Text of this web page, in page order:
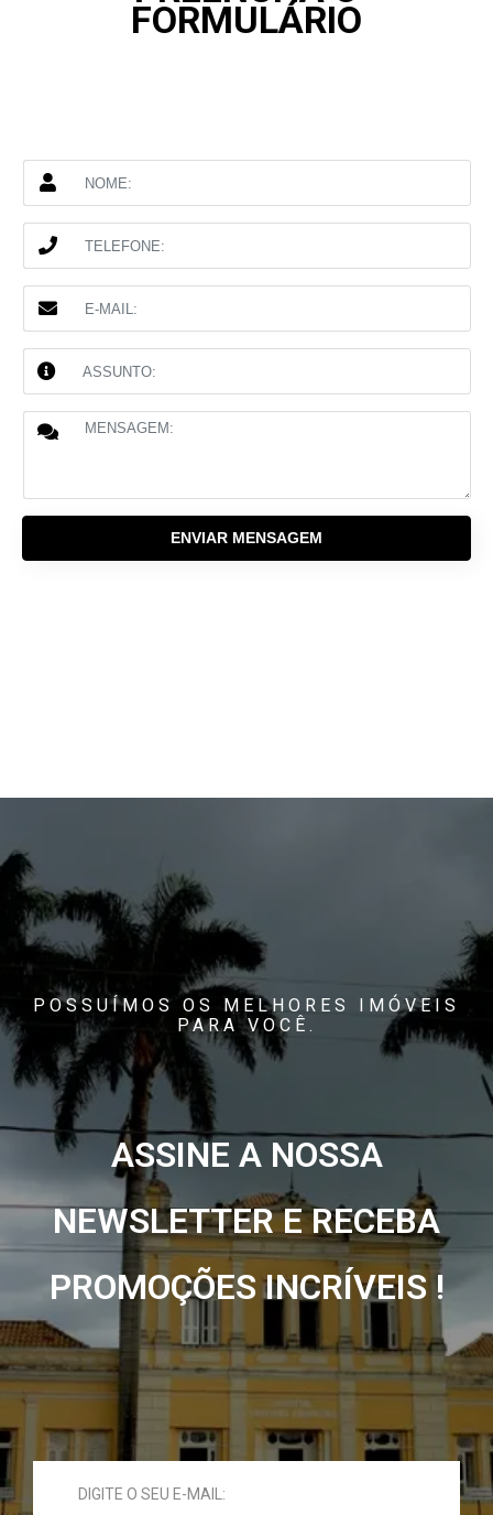
FORMULÁRIO
ENVIAR MENSAGEM
POSSUÍMOS OS MELHORES IMÓVEIS
PARA VOCÊ.
ASSINE A NOSSA
NEWSLETTER E RECEBA
PROMOÇÕES INCRÍVEIS !